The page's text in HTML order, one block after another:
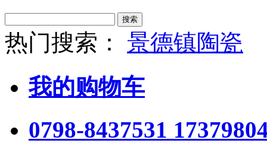
搜索
热门搜索：
景德镇陶瓷
我的购物车
0798-8437531